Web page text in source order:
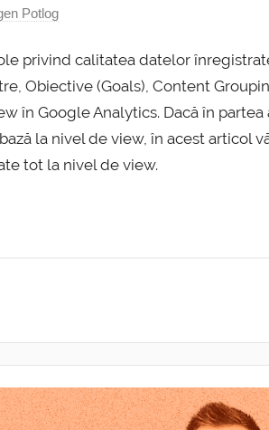
Potlog
privind calitatea datelor
Obiective (Goals), Content
în Google Analytics. Dacă în
la nivel de view, în acest articol
tot la nivel de view.